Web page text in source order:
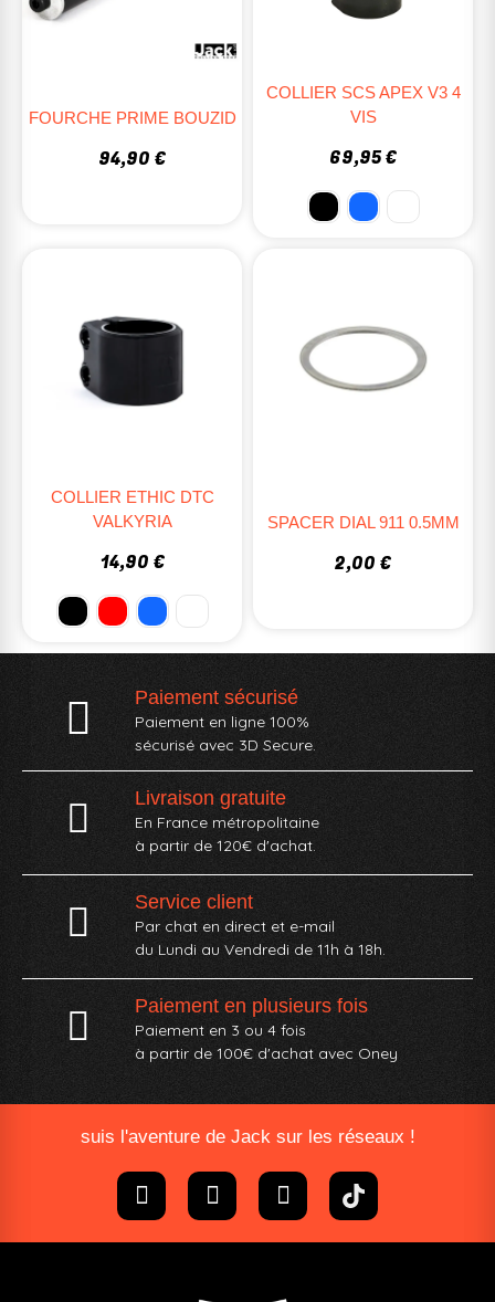
FOURCHE PRIME BOUZID
94,90 €
COLLIER SCS APEX V3 4
VIS
69,95 €
COLLIER ETHIC DTC
VALKYRIA
14,90 €
SPACER DIAL 911 0.5MM
2,00 €
Paiement sécurisé
Paiement en ligne 100%
sécurisé avec 3D Secure.
Livraison gratuite
En France métropolitaine
à partir de 120€ d'achat.
Service client
Par chat en direct et e-mail
du Lundi au Vendredi de 11h à 18h.
Paiement en plusieurs fois
Paiement en 3 ou 4 fois
à partir de 100€ d'achat avec Oney​
suis l'aventure de Jack sur les réseaux !